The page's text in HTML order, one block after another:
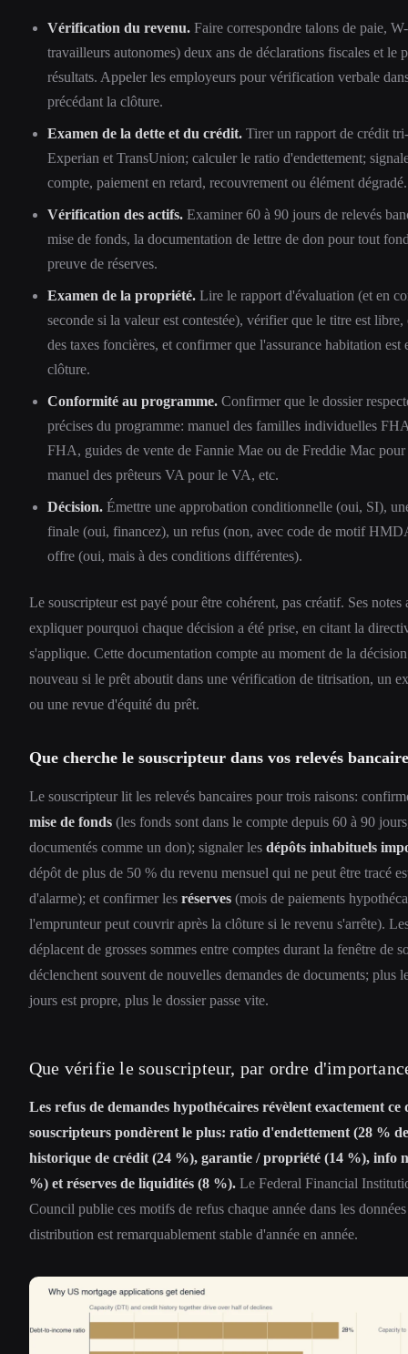
Vérification du revenu. Faire correspondre talons de paie,
travailleurs autonomes) deux ans de déclarations fiscales et le
résultats. Appeler les employeurs pour vérification verbale
précédant la clôture.
Examen de la dette et du crédit. Tirer un rapport de crédit
Experian et TransUnion; calculer le ratio d'endettement;
compte, paiement en retard, recouvrement ou élément dégradé.
Vérification des actifs. Examiner 60 à 90 jours de relevés
mise de fonds, la documentation de lettre de don pour tout
preuve de réserves.
Examen de la propriété. Lire le rapport d'évaluation (et en
seconde si la valeur est contestée), vérifier que le titre est
des taxes foncières, et confirmer que l'assurance habitation est
clôture.
Conformité au programme. Confirmer que le dossier
précises du programme: manuel des familles individuelles
FHA, guides de vente de Fannie Mae ou de Freddie Mac
manuel des prêteurs VA pour le VA, etc.
Décision. Émettre une approbation conditionnelle (oui, SI),
finale (oui, financez), un refus (non, avec code de motif
offre (oui, mais à des conditions différentes).
Le souscripteur est payé pour être cohérent, pas créatif. Ses notes
expliquer pourquoi chaque décision a été prise, en citant la
s'applique. Cette documentation compte au moment de la
nouveau si le prêt aboutit dans une vérification de titrisation, un
ou une revue d'équité du prêt.
Que cherche le souscripteur dans vos relevés
Le souscripteur lit les relevés bancaires pour trois raisons:
mise de fonds (les fonds sont dans le compte depuis 60 à 90
documentés comme un don); signaler les dépôts inhabituels
dépôt de plus de 50 % du revenu mensuel qui ne peut être tracé
d'alarme); et confirmer les réserves (mois de paiements
l'emprunteur peut couvrir après la clôture si le revenu s'arrête).
déplacent de grosses sommes entre comptes durant la fenêtre de
déclenchent souvent de nouvelles demandes de documents; plus
jours est propre, plus le dossier passe vite.
Que vérifie le souscripteur, par ordre
Les refus de demandes hypothécaires révèlent exactement ce
souscripteurs pondèrent le plus: ratio d'endettement (28 %
historique de crédit (24 %), garantie / propriété (14 %), info
%) et réserves de liquidités (8 %). Le Federal Financial
Council publie ces motifs de refus chaque année dans les
distribution est remarquablement stable d'année en année.